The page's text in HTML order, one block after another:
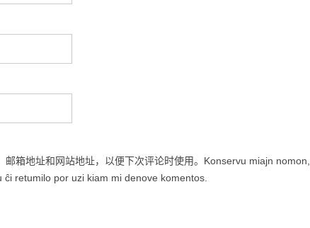
邮箱地址和网站地址，以便下次评论时使用。Konservu miajn nomon,
retumilo por uzi kiam mi denove komentos.